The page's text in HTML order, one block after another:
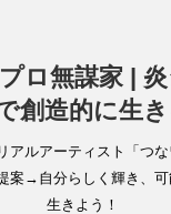
ロ無謀家 |
創造的に生
アルアーティスト「つ
案→自分らしく輝き、
生きよう！